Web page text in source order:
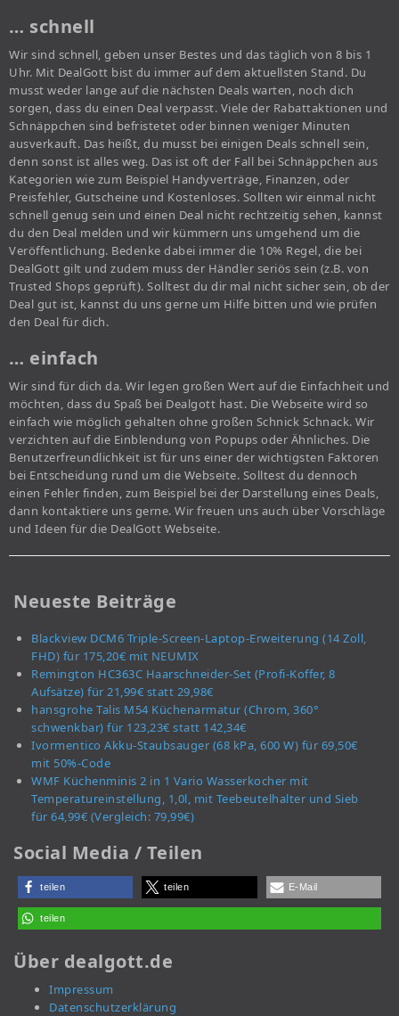
… schnell
Wir sind schnell, geben unser Bestes und das täglich von 8 bis 1
Uhr. Mit DealGott bist du immer auf dem aktuellsten Stand. Du
musst weder lange auf die nächsten Deals warten, noch dich
sorgen, dass du einen Deal verpasst. Viele der Rabattaktionen und
Schnäppchen sind befristetet oder binnen weniger Minuten
ausverkauft. Das heißt, du musst bei einigen Deals schnell sein,
denn sonst ist alles weg. Das ist oft der Fall bei Schnäppchen aus
Kategorien wie zum Beispiel Handyverträge, Finanzen, oder
Preisfehler, Gutscheine und Kostenloses. Sollten wir einmal nicht
schnell genug sein und einen Deal nicht rechtzeitig sehen, kannst
du den Deal melden und wir kümmern uns umgehend um die
Veröffentlichung. Bedenke dabei immer die 10% Regel, die bei
DealGott gilt und zudem muss der Händler seriös sein (z.B. von
Trusted Shops geprüft). Solltest du dir mal nicht sicher sein, ob der
Deal gut ist, kannst du uns gerne um Hilfe bitten und wie prüfen
den Deal für dich.
… einfach
Wir sind für dich da. Wir legen großen Wert auf die Einfachheit und
möchten, dass du Spaß bei Dealgott hast. Die Webseite wird so
einfach wie möglich gehalten ohne großen Schnick Schnack. Wir
verzichten auf die Einblendung von Popups oder Ähnliches. Die
Benutzerfreundlichkeit ist für uns einer der wichtigsten Faktoren
bei Entscheidung rund um die Webseite. Solltest du dennoch
einen Fehler finden, zum Beispiel bei der Darstellung eines Deals,
dann kontaktiere uns gerne. Wir freuen uns auch über Vorschläge
und Ideen für die DealGott Webseite.
Neueste Beiträge
Blackview DCM6 Triple-Screen-Laptop-Erweiterung (14 Zoll,
FHD) für 175,20€ mit NEUMIX
Remington HC363C Haarschneider-Set (Profi-Koffer, 8
Aufsätze) für 21,99€ statt 29,98€
hansgrohe Talis M54 Küchenarmatur (Chrom, 360°
schwenkbar) für 123,23€ statt 142,34€
Ivormentico Akku-Staubsauger (68 kPa, 600 W) für 69,50€
mit 50%-Code
WMF Küchenminis 2 in 1 Vario Wasserkocher mit
Temperatureinstellung, 1,0l, mit Teebeutelhalter und Sieb
für 64,99€ (Vergleich: 79,99€)
Social Media / Teilen
teilen teilen E-Mail
teilen
Über dealgott.de
Impressum
Datenschutzerklärung